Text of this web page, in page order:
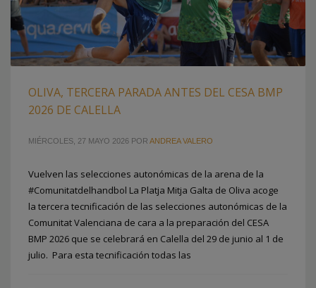
OLIVA, TERCERA PARADA ANTES DEL CESA BMP
2026 DE CALELLA
MIÉRCOLES, 27 MAYO 2026 POR ANDREA VALERO
Vuelven las selecciones autonómicas de la arena de la
#Comunitatdelhandbol La Platja Mitja Galta de Oliva acoge
la tercera tecnificación de las selecciones autonómicas de la
Comunitat Valenciana de cara a la preparación del CESA
BMP 2026 que se celebrará en Calella del 29 de junio al 1 de
julio. Para esta tecnificación todas las